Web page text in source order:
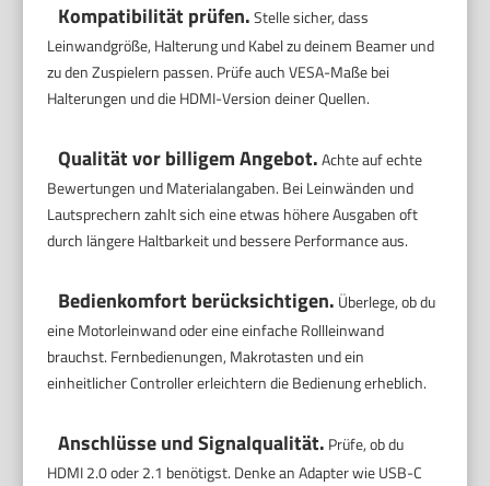
Kompatibilität prüfen.Stelle sicher, dass
Leinwandgröße, Halterung und Kabel zu deinem Beamer und
zu den Zuspielern passen. Prüfe auch VESA-Maße bei
Halterungen und die HDMI-Version deiner Quellen.
Qualität vor billigem Angebot.Achte auf echte
Bewertungen und Materialangaben. Bei Leinwänden und
Lautsprechern zahlt sich eine etwas höhere Ausgaben oft
durch längere Haltbarkeit und bessere Performance aus.
Bedienkomfort berücksichtigen. Überlege, ob du
eine Motorleinwand oder eine einfache Rollleinwand
brauchst. Fernbedienungen, Makrotasten und ein
einheitlicher Controller erleichtern die Bedienung erheblich.
Anschlüsse und Signalqualität. Prüfe, ob du
HDMI 2.0 oder 2.1 benötigst. Denke an Adapter wie USB-C